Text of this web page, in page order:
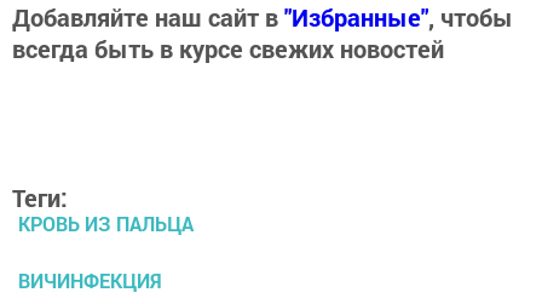
Добавляйте наш сайт в"Избранные", чтобы
всегда быть в курсе свежих новостей
Теги:
КРОВЬ ИЗ ПАЛЬЦА
ВИЧИНФЕКЦИЯ